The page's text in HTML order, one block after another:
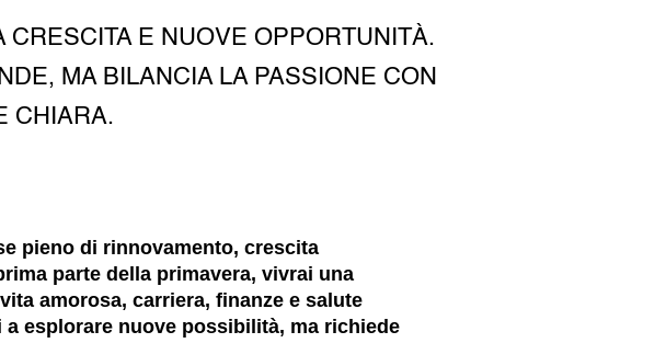
E NUOVE OPPORTUNITÀ.
MA BILANCIA LA PASSIONE CON
CHIARA.
pieno di rinnovamento, crescita
parte della primavera, vivrai una
amorosa, carriera, finanze e salute
esplorare nuove possibilità, ma richiede